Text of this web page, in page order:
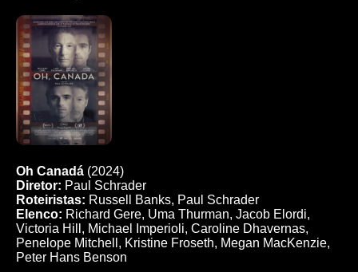
Oh Canadá (2024)
Diretor: Paul Schrader
Roteiristas: Russell Banks, Paul Schrader
Elenco: Richard Gere, Uma Thurman, Jacob Elordi,
Victoria Hill, Michael Imperioli, Caroline Dhavernas,
Penelope Mitchell, Kristine Froseth, Megan MacKenzie,
Peter Hans Benson